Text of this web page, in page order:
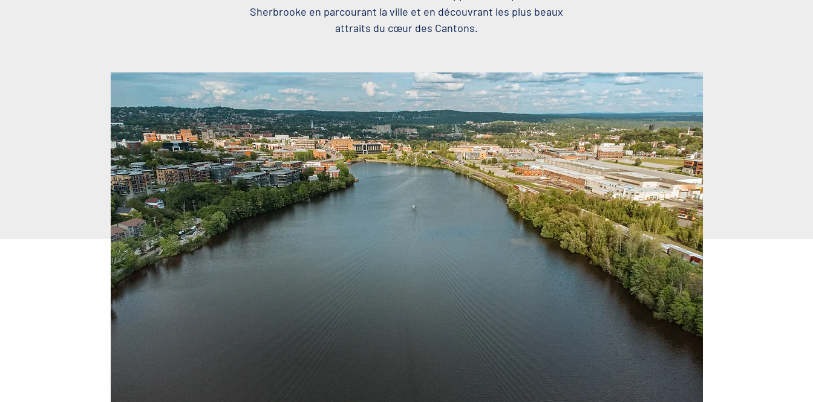
Sherbrooke en parcourant la ville et en découvrant les plus beaux
attraits du cœur des Cantons.